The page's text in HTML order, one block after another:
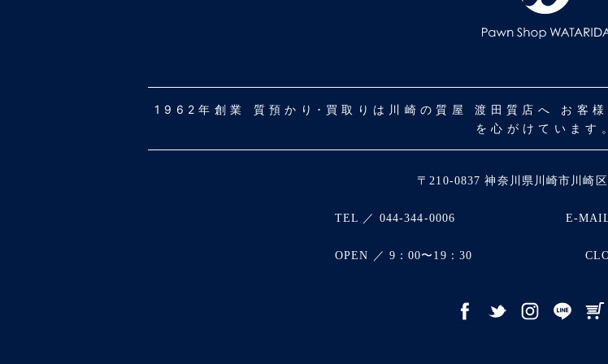
1962年創業 質預かり･買取りは川崎の質屋 渡田質店へ お客様
を心がけています
〒210-0837 神奈川県川崎市川崎
TEL ／ 044-344-0006 E-
OPEN ／ 9：00〜19：30